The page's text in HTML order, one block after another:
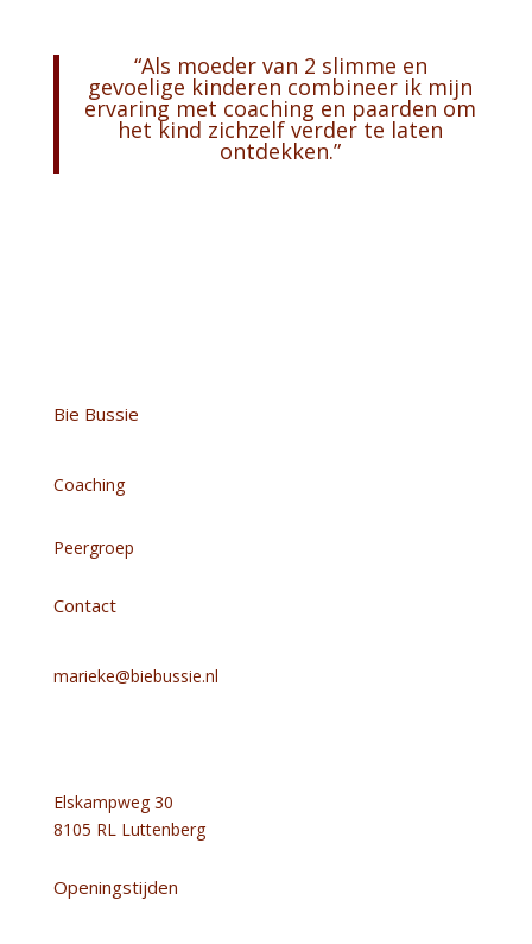
“Als moeder van 2 slimme en
gevoelige kinderen combineer ik mijn
ervaring met coaching en paarden om
het kind zichzelf verder te laten
ontdekken.”
Bie Bussie
Coaching
Peergroep
Contact
marieke@biebussie.nl
Elskampweg 30
8105 RL Luttenberg
Openingstijden